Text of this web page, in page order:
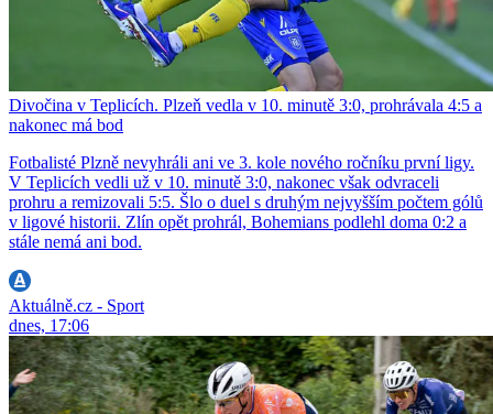
Divočina v Teplicích. Plzeň vedla v 10. minutě 3:0, prohrávala 4:5 a
nakonec má bod
Fotbalisté Plzně nevyhráli ani ve 3. kole nového ročníku první ligy.
V Teplicích vedli už v 10. minutě 3:0, nakonec však odvraceli
prohru a remizovali 5:5. Šlo o duel s druhým nejvyšším počtem gólů
v ligové historii. Zlín opět prohrál, Bohemians podlehl doma 0:2 a
stále nemá ani bod.
Aktuálně.cz - Sport
dnes, 17:06